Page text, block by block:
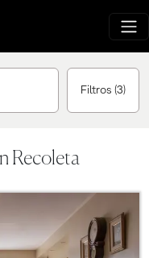
Filtros (3)
Recoleta